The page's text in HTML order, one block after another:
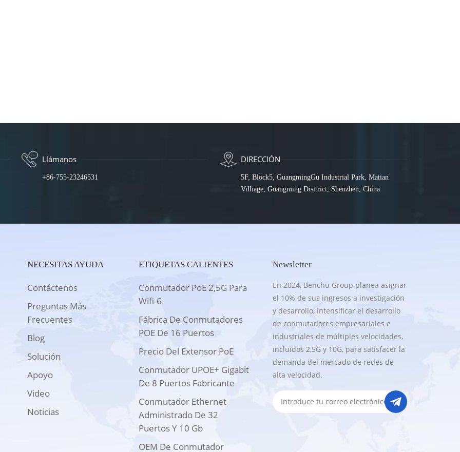
Llámanos
+86-755-23246531
DIRECCIÓN
5F, Block5, GuangmingGu Industrial Park, Matian
Villiage, Guangming Disitrict, Shenzhen, China
NECESITAS AYUDA
Contáctenos
Preguntas Más
Frecuentes
Blog
Solución
Apoyo
Video
Noticias
ETIQUETAS CALIENTES
Conmutador PoE 2,5G Para
Wifi-6
Fábrica De Conmutadores
POE De 16 Puertos
Precio Del Extensor PoE
Conmutador UPOE+ Gigabit
De 8 Puertos Fabricante
Conmutador Ethernet
Administrado De 32
Puertos Y 10 Gb
OEM De Conmutador
Newsletter
En 2024, Benchu Group planea asignar
el 10% de sus ingresos a investigación
y desarrollo, intensificar el desarrollo
de conmutadores empresariales e
industriales de múltiples velocidades,
incluidos 2,5G y 10G, para satisfacer la
demanda del mercado de redes de
alta velocidad.